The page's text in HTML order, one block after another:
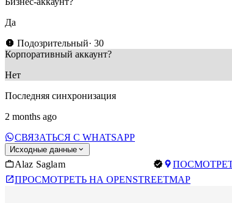
Да
Подозрительный· 30
Корпоративный аккаунт?
Нет
Последняя синхронизация
2 months ago
СВЯЗАТЬСЯ С WHATSAPP
Исходные данные
Alaz Saglam
ПРОСМОТРЕТЬ НА OPENSTREETMAP